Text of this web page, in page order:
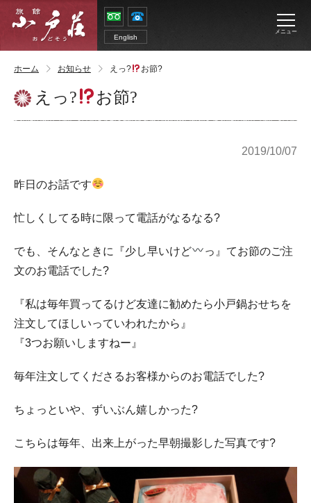
English
メニュー
ホーム お知らせ えっ? お節?
えっ? お節?
2019/10/07
昨日のお話です
忙しくしてる時に限って電話がなるなる?
でも、そんなときに『少し早いけど
っ』てお節のご注
文のお電話でした?
『私は毎年買ってるけど友達に勧めたら小戸鍋おせちを
注文してほしいっていわれたから』
『3つお願いしますねー』
毎年注文してくださるお客様からのお電話でした?
ちょっといや、ずいぶん嬉しかった?
こちらは毎年、出来上がった早朝撮影した写真です?